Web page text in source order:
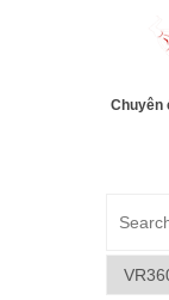
Chuyên